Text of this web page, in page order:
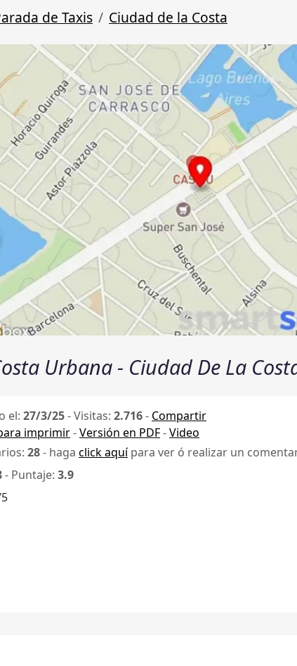
de Taxis Ciudad de la Costa
Urbana - Ciudad De La
el: 27/3/25-Visitas: 2.716- Compartir
imprimir-Versión en PDF-Video
28- haga click aquípara ver ó realizar un
- Puntaje: 3.9